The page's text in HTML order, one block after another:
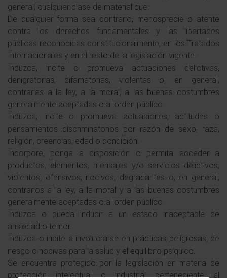
general, cualquier clase de material que:
De cualquier forma sea contrario, menosprecie o atente
contra los derechos fundamentales y las libertades
públicas reconocidas constitucionalmente, en los Tratados
Internacionales y en el resto de la legislación vigente.
Induzca, incite o promueva actuaciones delictivas,
denigratorias, difamatorias, violentas o, en general,
contrarias a la ley, a la moral, a las buenas costumbres
generalmente aceptadas o al orden público.
Induzca, incite o promueva actuaciones, actitudes o
pensamientos discriminatorios por razón de sexo, raza,
religión, creencias, edad o condición.
Incorpore, ponga a disposición o permita acceder a
productos, elementos, mensajes y/o servicios delictivos,
violentos, ofensivos, nocivos, degradantes o, en general,
contrarios a la ley, a la moral y a las buenas costumbres
generalmente aceptadas o al orden público.
Induzca o pueda inducir a un estado inaceptable de
ansiedad o temor.
Induzca o incite a involucrarse en prácticas peligrosas, de
riesgo o nocivas para la salud y el equilibrio psíquico.
Se encuentra protegido por la legislación en materia de
protección intelectual o industrial perteneciente al